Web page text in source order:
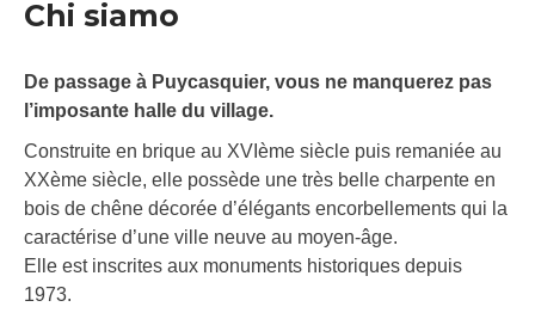
Chi siamo
De passage à Puycasquier, vous ne manquerez pas
l’imposante halle du village.
Construite en brique au XVIème siècle puis remaniée au
XXème siècle, elle possède une très belle charpente en
bois de chêne décorée d’élégants encorbellements qui la
caractérise d’une ville neuve au moyen-âge.
Elle est inscrites aux monuments historiques depuis
1973.